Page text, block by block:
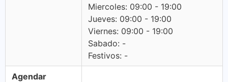
Miercoles: 09:00 - 19:00
Jueves: 09:00 - 19:00
Viernes: 09:00 - 19:00
Sabado: -
Festivos: -
Agendar